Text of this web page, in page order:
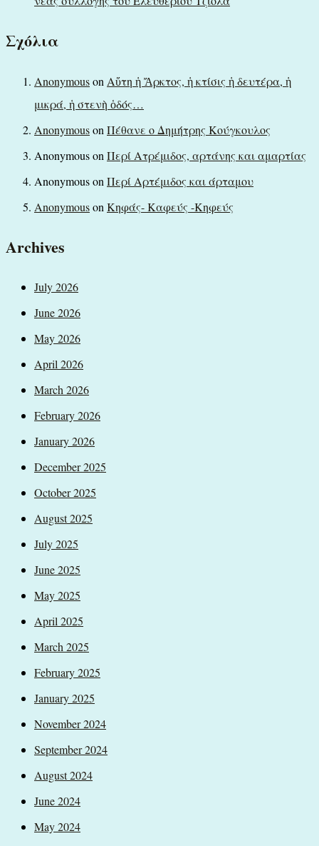
Σχόλια
Anonymouson Αὕτη ἡ Ἄρκτος, ἡ κτίσις ἡ δευτέρα, ἡ
μικρά, ἡ στενὴ ὁδός…
Anonymouson Πέθανε ο Δημήτρης Κούγκουλος
Anonymouson Περί Ατρέμιδος, αρτάνης και αμαρτίας
Anonymouson Περί Αρτέμιδος και άρταμου
Anonymouson Κηφάς- Καφεύς -Κηφεύς
Archives
July 2026
June 2026
May 2026
April 2026
March 2026
February 2026
January 2026
December 2025
October 2025
August 2025
July 2025
June 2025
May 2025
April 2025
March 2025
February 2025
January 2025
November 2024
September 2024
August 2024
June 2024
May 2024